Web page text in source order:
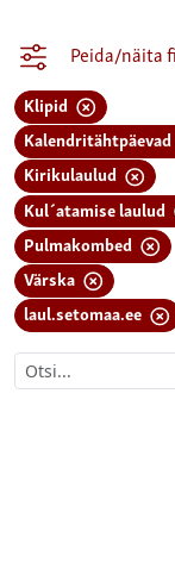
Peida/näita
Klipid
Kalendritähtpäevad
Kirikulaulud
Kul´atamise laulud
Pulmakombed
Värska
laul.setomaa.ee